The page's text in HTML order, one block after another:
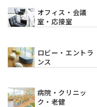
オフィス・会議
室・応接室
ロビー・エントラ
ンス
病院・クリニッ
ク・老健